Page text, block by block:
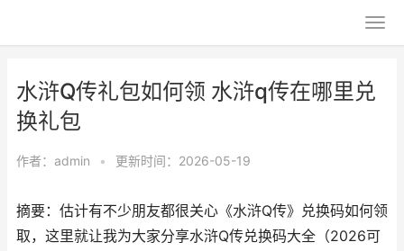
水浒Q传礼包如何领 水浒q传在哪里兑
换礼包
作者： admin • 更新时间：2026-05-19
摘要：估计有不少朋友都很关心《水浒Q传》兑换码如何领
取，这里就让我为大家分享水浒Q传兑换码大全（2026可